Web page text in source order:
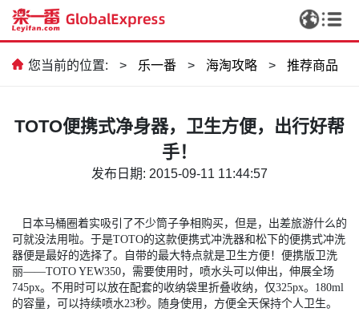
您当前的位置: > 乐一番 > 海淘攻略 > 推荐商品
TOTO便携式净身器，卫生方便，出行好帮
手！
发布日期: 2015-09-11 11:44:57
日本马桶圈着实吸引了不少筒子争相购买，但是，出差旅游什么的
可就没法用啦。于是TOTO的这款便携式冲洗器和松下的便携式冲洗
器便是最好的选择了。自带的最大特点就是卫生方便！便携版卫洗
丽——TOTO YEW350，需要使用时，喷水头可以伸出，伸展全场
745px。不用时可以放在配套的收纳袋里折叠收纳，仅325px。 180ml
的容量，可以持续喷水23秒。随身使用，方便全天保持个人卫生。